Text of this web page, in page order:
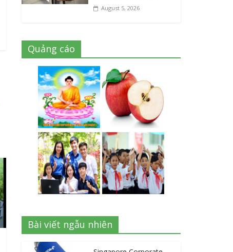
August 5, 2026
Quảng cáo
Bài viết ngẫu nhiên